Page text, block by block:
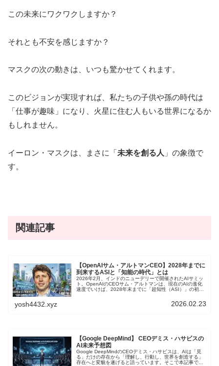
この未来にワクワクしますか？
それとも不安を感じますか？
マスクの次の動きは、いつも驚かせてくれます。
このビジョンが実現すれば、私たちの子供や孫の時代は
「仕事が趣味」になり、火星に住む人もいる世界になるか
もしれません。
イーロン・マスクは、まさに「 未来を創る人 」の象徴で
す。
関連記事
【OpenAIサム・アルトマンCEO】2028年までに
到来するASIと「知能の時代」とは
2026年2月、インドのニューデリーで開催されたAIサミッ
ト。OpenAIのCEOサム・アルトマンは、現在のAIの進化
速度でいけば、2028年末までに「超知性（ASI）」の初期
事では、サル・アルトマンが思い描く未来の全貌を、技
術、経済、社会構造の観点から解き明かしていきます。
yosh4432.xyz 2026.02.23
【Google DeepMind】 CEOデミス・ハサビスの
AI未来予想図
Google DeepMindのCEOデミス・ハサビスは、AIは「見
る」だけの存在から「理解し、行動し、世界を創造する」
存在へと変貌を遂げると語っています。そこで本記事で